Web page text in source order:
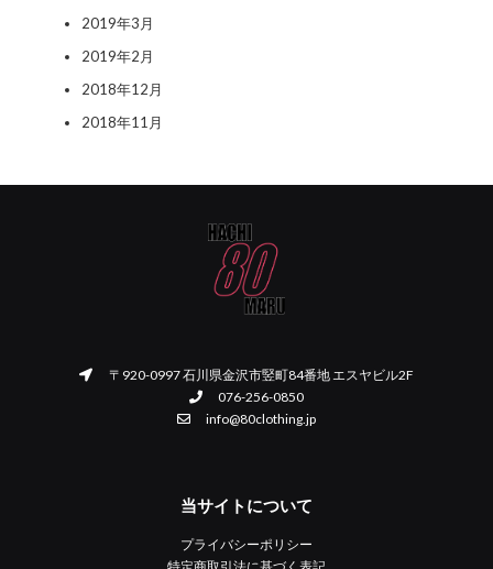
2019年3月
2019年2月
2018年12月
2018年11月
〒920-0997 石川県金沢市竪町84番地 エスヤビル2F
076-256-0850
info@80clothing.jp
当サイトについて
プライバシーポリシー